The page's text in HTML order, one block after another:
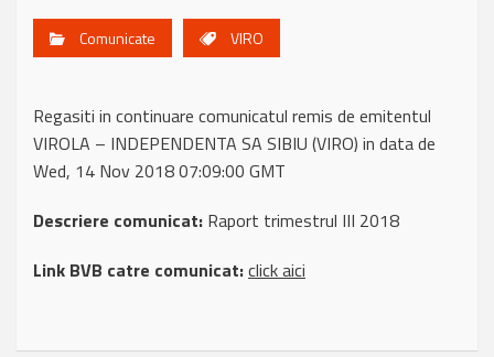
Comunicate VIRO
Regasiti in continuare comunicatul remis de emitentul
VIROLA – INDEPENDENTA SA SIBIU (VIRO) in data de
Wed, 14 Nov 2018 07:09:00 GMT
Descriere comunicat: Raport trimestrul III 2018
Link BVB catre comunicat:click aici